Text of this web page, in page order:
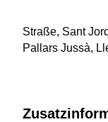
Straße, Sant
Pallars Jussà,